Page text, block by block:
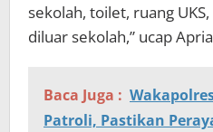
sekolah, toilet, ruang
diluar sekolah,” ucap
Baca Juga :
Patroli, Pastikan